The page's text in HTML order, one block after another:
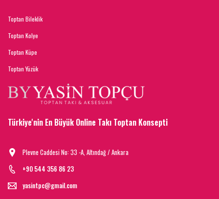
Toptan Bileklik
Toptan Kolye
Toptan Küpe
Toptan Yüzük
Türkiye'nin En Büyük Online Takı Toptan Konsepti
Plevne Caddesi No: 33 -A, Altındağ / Ankara
+90 544 356 86 23
yasintpc@gmail.com